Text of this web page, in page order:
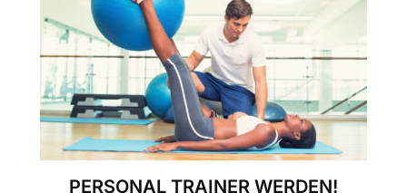
PERSONAL TRAINER WERDEN!